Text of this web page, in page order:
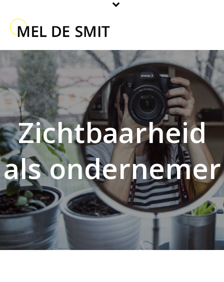
Zichtbaarheid
als ondernemer